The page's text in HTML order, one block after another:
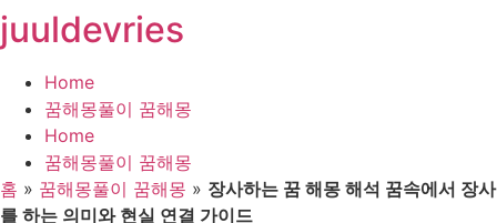
콘
텐
뛰
기
juuldevries
Home
꿈해몽풀이 꿈해몽
Home
꿈해몽풀이 꿈해몽
홈 » 꿈해몽풀이 꿈해몽 » 장사하는 꿈 해몽 해석 꿈속에서 장사
를 하는 의미와 현실 연결 가이드